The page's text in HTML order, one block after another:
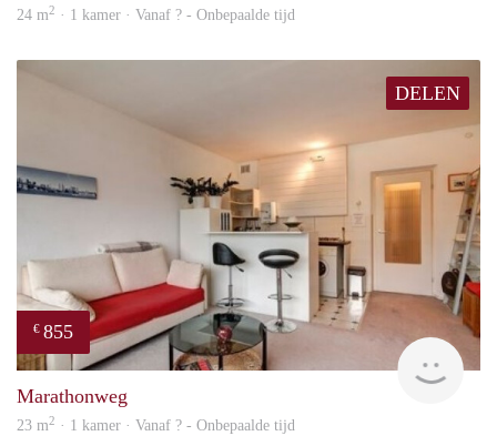
24 m2 · 1 kamer · Vanaf ? - Onbepaalde tijd
DELEN
€ 855
Marathonweg
23 m2 · 1 kamer · Vanaf ? - Onbepaalde tijd